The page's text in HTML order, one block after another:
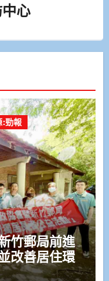
心
:勁報
竹郵局前進
改善居住環